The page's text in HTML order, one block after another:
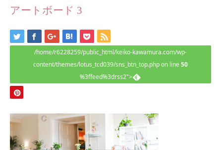
アートボード 3
/home/r6228259/public_html/keiko-kawamura.com/wp-
content/themes/lotus_tcd039/sns_btn_top.php on line50
%3ffeed%3drss2">